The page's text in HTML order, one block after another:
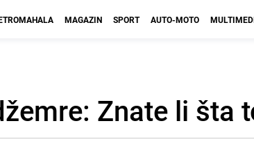
MAGAZIN SPORT AUTO-MOTO
Znate li šta